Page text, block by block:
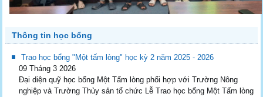
Thông tin học bổng
Trao học bổng "Một tấm lòng" học kỳ 2 năm 2025 - 2026
09 Tháng 3 2026
Đại diện quỹ học bổng Một Tấm lòng phối hợp với Trường Nông
nghiệp và Trường Thủy sản tổ chức Lễ Trao học bổng Một Tấm lòng